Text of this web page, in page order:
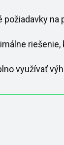
na
riešenie,
využívať